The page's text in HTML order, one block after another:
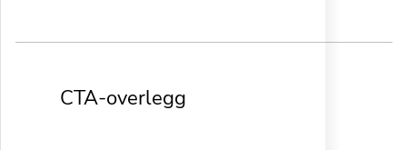
CTA-overlegg